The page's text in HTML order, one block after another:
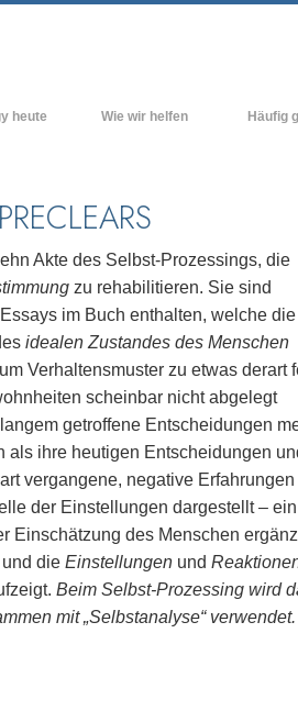
heute
Kirchen
die Welt
- Das kirchliche
Scientology
Wie wir helfen Häufig
Die
Akte des Selbst-Prozessings, die
zu rehabilitieren. Sie sind
im Buch enthalten, welche die
idealen Zustandes des Menschen
Verhaltensmuster zu etwas derart
scheinbar nicht abgelegt
getroffene Entscheidungen
als ihre heutigen Entscheidungen
vergangene, negative Erfahrungen
der Einstellungen dargestellt – ein
Einschätzung des Menschen
die Einstellungen und
Beim Selbst-Prozessing wird
mit „Selbstanalyse“ verwendet.